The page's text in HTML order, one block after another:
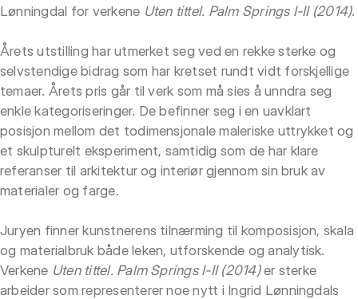
Lønningdal for verkene Uten tittel. Palm Springs I-II (2014).
Årets utstilling har utmerket seg ved en rekke sterke og
selvstendige bidrag som har kretset rundt vidt forskjellige
temaer. Årets pris går til verk som må sies å unndra seg
enkle kategoriseringer. De befinner seg i en uavklart
posisjon mellom det todimensjonale maleriske uttrykket og
et skulpturelt eksperiment, samtidig som de har klare
referanser til arkitektur og interiør gjennom sin bruk av
materialer og farge.
Juryen finner kunstnerens tilnærming til komposisjon, skala
og materialbruk både leken, utforskende og analytisk.
Verkene Uten tittel. Palm Springs I-II (2014)er sterke
arbeider som representerer noe nytt i Ingrid Lønningdals